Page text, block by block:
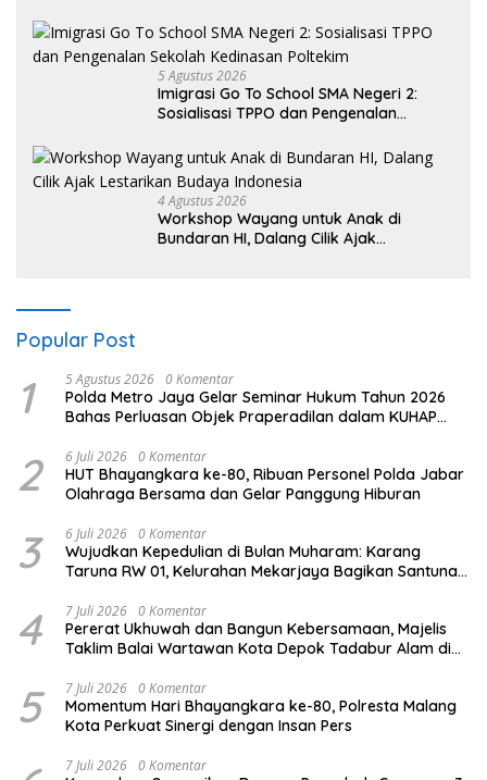
5 Agustus 2026
Imigrasi Go To School SMA Negeri 2:
Sosialisasi TPPO dan Pengenalan
4 Agustus 2026
Workshop Wayang untuk Anak di
Bundaran HI, Dalang Cilik Ajak
Popular Post
1 5 Agustus 2026 0 Komentar
Polda Metro Jaya Gelar Seminar Hukum Tahun 2026
Bahas Perluasan Objek Praperadilan dalam KUHAP
2 6 Juli 2026 0 Komentar
HUT Bhayangkara ke-80, Ribuan Personel Polda Jabar
Olahraga Bersama dan Gelar Panggung Hiburan
3 6 Juli 2026 0 Komentar
Wujudkan Kepedulian di Bulan Muharam: Karang
Taruna RW 01, Kelurahan Mekarjaya Bagikan Santunan
4 7 Juli 2026 0 Komentar
Pererat Ukhuwah dan Bangun Kebersamaan, Majelis
Taklim Balai Wartawan Kota Depok Tadabur Alam di
5 7 Juli 2026 0 Komentar
Momentum Hari Bhayangkara ke-80, Polresta Malang
Kota Perkuat Sinergi dengan Insan Pers
7 Juli 2026 0 Komentar